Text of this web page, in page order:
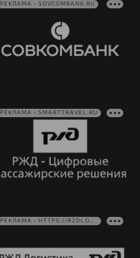
РЕКЛАМА • SOVCOMBANK.RU
РЕКЛАМА • SMARTTRAVEL.RU
РЕКЛАМА • HTTPS://RZDLOG.RU/